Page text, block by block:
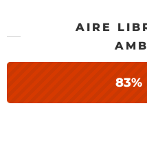
AIRE
83%